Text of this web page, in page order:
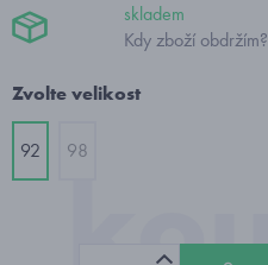
skladem
Kdy zboží obdržím?
Zvolte velikost
92 98